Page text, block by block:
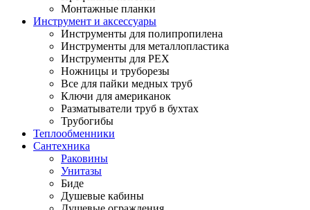
Монтажные планки
Инструмент и аксессуары
Инструменты для полипропилена
Инструменты для металлопластика
Инструменты для PEX
Ножницы и труборезы
Все для пайки медных труб
Ключи для американок
Разматыватели труб в бухтах
Трубогибы
Теплообменники
Сантехника
Раковины
Унитазы
Биде
Душевые кабины